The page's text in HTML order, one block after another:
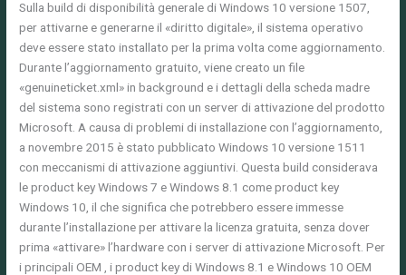
Sulla build di disponibilità generale di Windows 10 versione 1507,
per attivarne e generarne il «diritto digitale», il sistema operativo
deve essere stato installato per la prima volta come aggiornamento.
Durante l’aggiornamento gratuito, viene creato un file
«genuineticket.xml» in background e i dettagli della scheda madre
del sistema sono registrati con un server di attivazione del prodotto
Microsoft. A causa di problemi di installazione con l’aggiornamento,
a novembre 2015 è stato pubblicato Windows 10 versione 1511
con meccanismi di attivazione aggiuntivi. Questa build considerava
le product key Windows 7 e Windows 8.1 come product key
Windows 10, il che significa che potrebbero essere immesse
durante l’installazione per attivare la licenza gratuita, senza dover
prima «attivare» l’hardware con i server di attivazione Microsoft. Per
i principali OEM , i product key di Windows 8.1 e Windows 10 OEM